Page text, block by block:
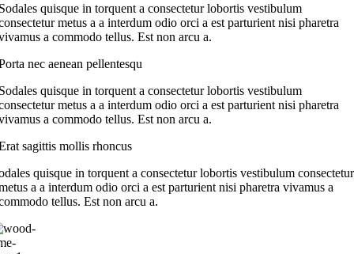
quisque in torquent a consectetur lobortis vestibulum
metus a a interdum odio orci a est parturient nisi pharetra
a commodo tellus. Est non arcu a.
nec aenean pellentesqu
quisque in torquent a consectetur lobortis vestibulum
metus a a interdum odio orci a est parturient nisi pharetra
a commodo tellus. Est non arcu a.
sagittis mollis rhoncus
quisque in torquent a consectetur lobortis vestibulum consectetur
a a interdum odio orci a est parturient nisi pharetra vivamus a
tellus. Est non arcu a.